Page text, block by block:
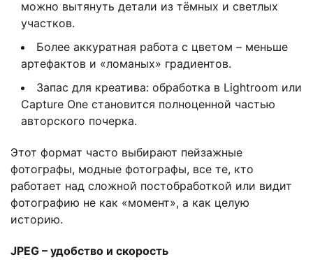
можно вытянуть детали из тёмных и светлых
участков.
Более аккуратная работа с цветом – меньше
артефактов и «ломаных» градиентов.
Запас для креатива: обработка в Lightroom или
Capture One становится полноценной частью
авторского почерка.
Этот формат часто выбирают пейзажные
фотографы, модные фотографы, все те, кто
работает над сложной постобработкой или видит
фотографию не как «момент», а как целую
историю.
JPEG – удобство и скорость